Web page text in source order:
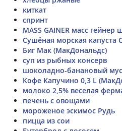
киткат
спринт
MASS GAINER масс гейнер
Сушёная морская капуста
Биг Мак (МакДональдс)
суп из рыбных консерв
шоколадно-банановый
Кофе Капучино 0,3 L
молоко 2,5% веселая
печень с овощами
мороженое эскимос Рудь
пицца из сои